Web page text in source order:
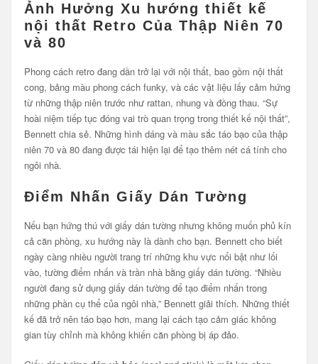
Ảnh Hưởng Xu hướng thiết kế
nội thất Retro Của Thập Niên 70
và 80
Phong cách retro đang dần trở lại với nội thất, bao gồm nội thất
cong, bảng màu phong cách funky, và các vật liệu lấy cảm hứng
từ những thập niên trước như rattan, nhung và đồng thau. “Sự
hoài niệm tiếp tục đóng vai trò quan trọng trong thiết kế nội thất”,
Bennett chia sẻ. Những hình dáng và màu sắc táo bạo của thập
niên 70 và 80 đang được tái hiện lại để tạo thêm nét cá tính cho
ngôi nhà.
Điểm Nhấn Giấy Dán Tường
Nếu bạn hứng thú với giấy dán tường nhưng không muốn phủ kín
cả căn phòng, xu hướng này là dành cho bạn. Bennett cho biết
ngày càng nhiều người trang trí những khu vực nổi bật như lối
vào, tường điểm nhấn và trần nhà bằng giấy dán tường. “Nhiều
người đang sử dụng giấy dán tường để tạo điểm nhấn trong
những phần cụ thể của ngôi nhà,” Bennett giải thích. Những thiết
kế đã trở nên táo bạo hơn, mang lại cách tạo cảm giác không
gian tùy chỉnh mà không khiến căn phòng bị áp đảo.